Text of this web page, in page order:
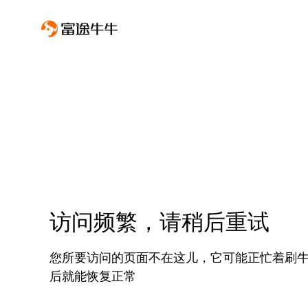
访问频繁，请稍后重试
您所要访问的页面不在这儿，它可能正忙着刷
后就能恢复正常